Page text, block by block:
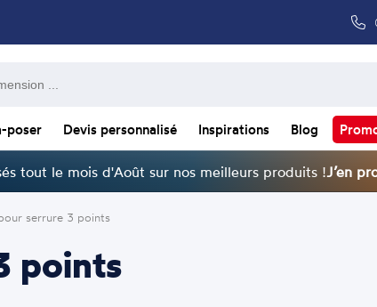
poser Devis personnalisé Inspirations Blog
tout le mois d'Août sur nos meilleurs produits !J’en
serrure 3 points
points